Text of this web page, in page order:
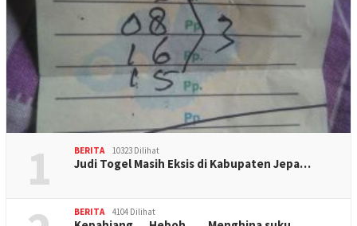
1 BERITA 10323 Dilihat
Judi Togel Masih Eksis di Kabupaten Jepa…
BERITA 4104 Dilihat